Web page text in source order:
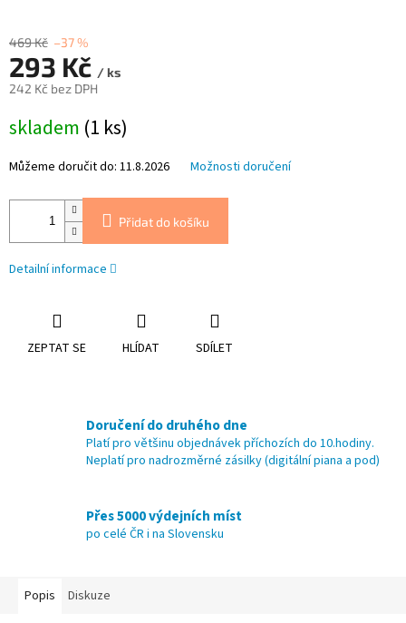
469 Kč –37 %
293 Kč / ks
242 Kč bez DPH
cena:
skladem (1 ks)
Můžeme doručit do: 11.8.2026 Možnosti doručení
Přidat do košíku
Detailní informace
ZEPTAT SE HLÍDAT SDÍLET
Doručení do druhého dne
Platí pro většinu objednávek příchozích do 10.hodiny.
Neplatí pro nadrozměrné zásilky (digitální piana a pod)
Přes 5000 výdejních míst
po celé ČR i na Slovensku
Popis Diskuze